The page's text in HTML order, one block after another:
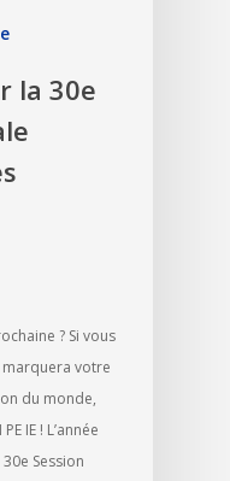
la 30e
? Si vous
votre
du monde,
IE ! L’année
Session